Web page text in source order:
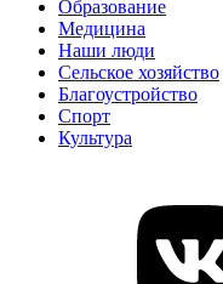
Образование
Медицина
Наши люди
Сельское хозяйство
Благоустройство
Спорт
Культура